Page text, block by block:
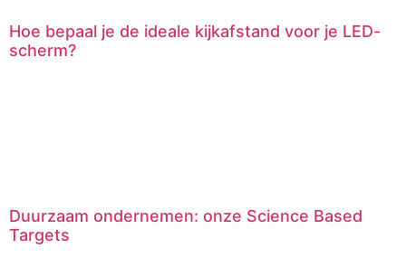
Hoe bepaal je de ideale kijkafstand voor je LED-
scherm?
Duurzaam ondernemen: onze Science Based
Targets